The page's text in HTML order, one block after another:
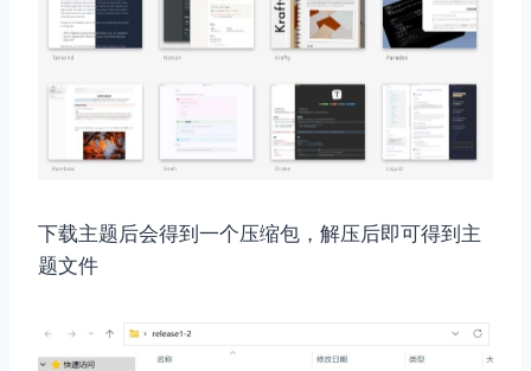
下载主题后会得到一个压缩包，解压后即可得到主
题文件